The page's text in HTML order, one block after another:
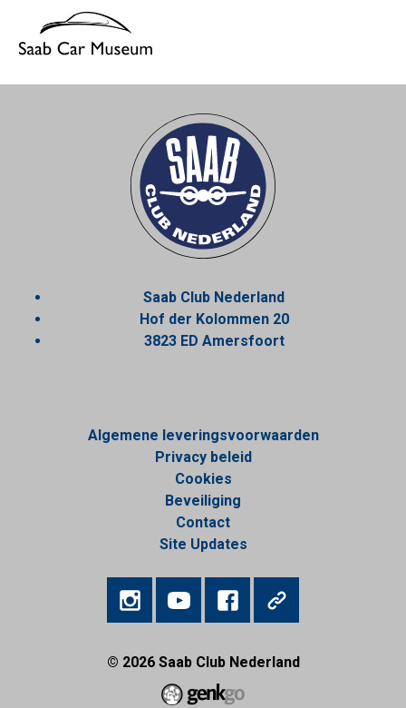
Saab Club Nederland
Hof der Kolommen 20
3823 ED Amersfoort
Algemene leveringsvoorwaarden
Privacy beleid
Cookies
Beveiliging
Contact
Site Updates
© 2026Saab Club Nederland